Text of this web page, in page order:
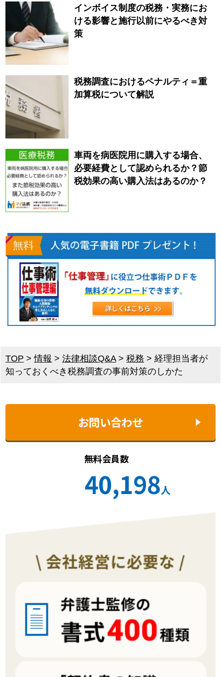
インボイス制度の税務・実務にお
ける影響と施行以前にやるべき対
策
税務調査におけるペナルティ＝重
加算税について解説
車両を病医院用に購入する場合、
必要経費として認められるか？節
税効果の高い購入法はあるのか？
TOP >情報 >法律相談Q&A>税務 >経理担当者が
知っておくべき税務調査の事前対策のしかた
お問い合わせ
無料会員数
40,198人